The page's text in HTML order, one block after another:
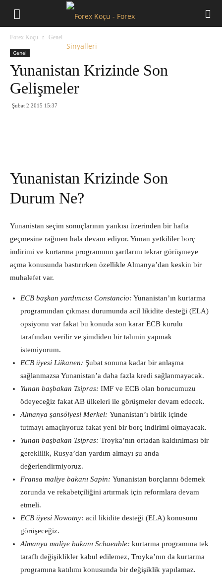
Forex Koçu Genel
Genel
Yunanistan Krizinde Son
Gelişmeler
Şubat 2 2015 15:37
Yunanistan Krizinde Son
Durum Ne?
Yunanistan seçim sonuçlarının yankısı üzerinden bir hafta
geçmesine rağmen hala devam ediyor. Yunan yetkililer borç
indirimi ve kurtarma programının şartlarını tekrar görüşmeye
açma konusunda bastırırken özellikle Almanya’dan keskin bir
muhalefet var.
ECB başkan yardımcısı Constancio: Yunanistan’ın kurtarma
programından çıkması durumunda acil likidite desteği (ELA)
opsiyonu var fakat bu konuda son karar ECB kurulu
tarafından verilir ve şimdiden bir tahmin yapmak
istemiyorum.
ECB üyesi Liikanen: Şubat sonuna kadar bir anlaşma
sağlanmazsa Yunanistan’a daha fazla kredi sağlanmayacak.
Yunan başbakan Tsipras: IMF ve ECB olan borucumuzu
ödeyeceğiz fakat AB ülkeleri ile görüşmeler devam edecek.
Almanya şansölyesi Merkel: Yunanistan’ı birlik içinde
tutmayı amaçlıyoruz fakat yeni bir borç indirimi olmayacak.
Yunan başbakan Tsipras: Troyka’nın ortadan kaldırılması bir
gereklilik, Rusya’dan yardım almayı şu anda
değerlendirmiyoruz.
Fransa maliye bakanı Sapin: Yunanistan borçlarını ödemek
zorunda ve rekabetçiliğini artırmak için reformlara devam
etmeli.
ECB üyesi Nowotny: acil likidite desteği (ELA) konusunu
görüşeceğiz.
Almanya maliye bakanı Schaeuble: kurtarma programına tek
taraflı değişiklikler kabul edilemez, Troyka’nın da kurtarma
programına katılımı konusunda bir değişiklik yapılamaz.